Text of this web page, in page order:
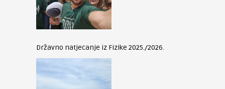
Državno natjecanje iz Fizike 2025./2026.